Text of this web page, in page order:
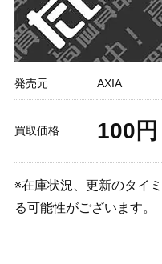
発売元 AXIA
買取価格 100円
※在庫状況、更新のタイ
る可能性がございます。